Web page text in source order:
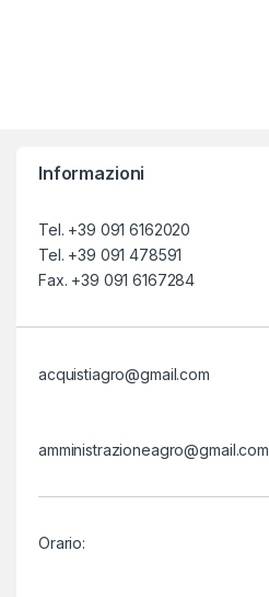
Informazioni
Tel. +39 091 6162020
Tel. +39 091 478591
Fax. +39 091 6167284
acquistiagro@gmail.com
amministrazioneagro@gmail.com
Orario: